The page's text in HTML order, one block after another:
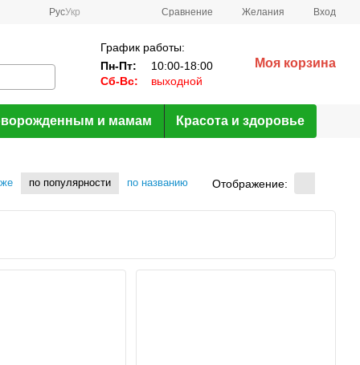
РусУкр Сравнение Желания Вход
График работы:
Пн-Пт:
10:00-18:00
Сб-Вс:
выходной
Моя корзина
и мамам Красота и здоровье
по популярности по названию Отображение: